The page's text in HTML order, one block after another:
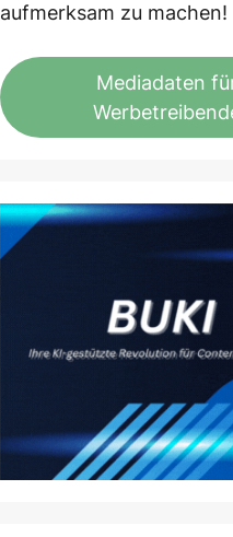
aufmerksam zu machen!
Mediadaten